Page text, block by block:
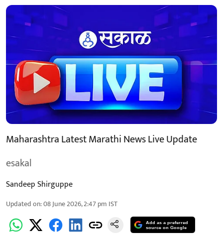
Maharashtra Latest Marathi News Live Update
esakal
Sandeep Shirguppe
Updated on:08 June 2026, 2:47 pm IST
Add as a preferred
source on Google